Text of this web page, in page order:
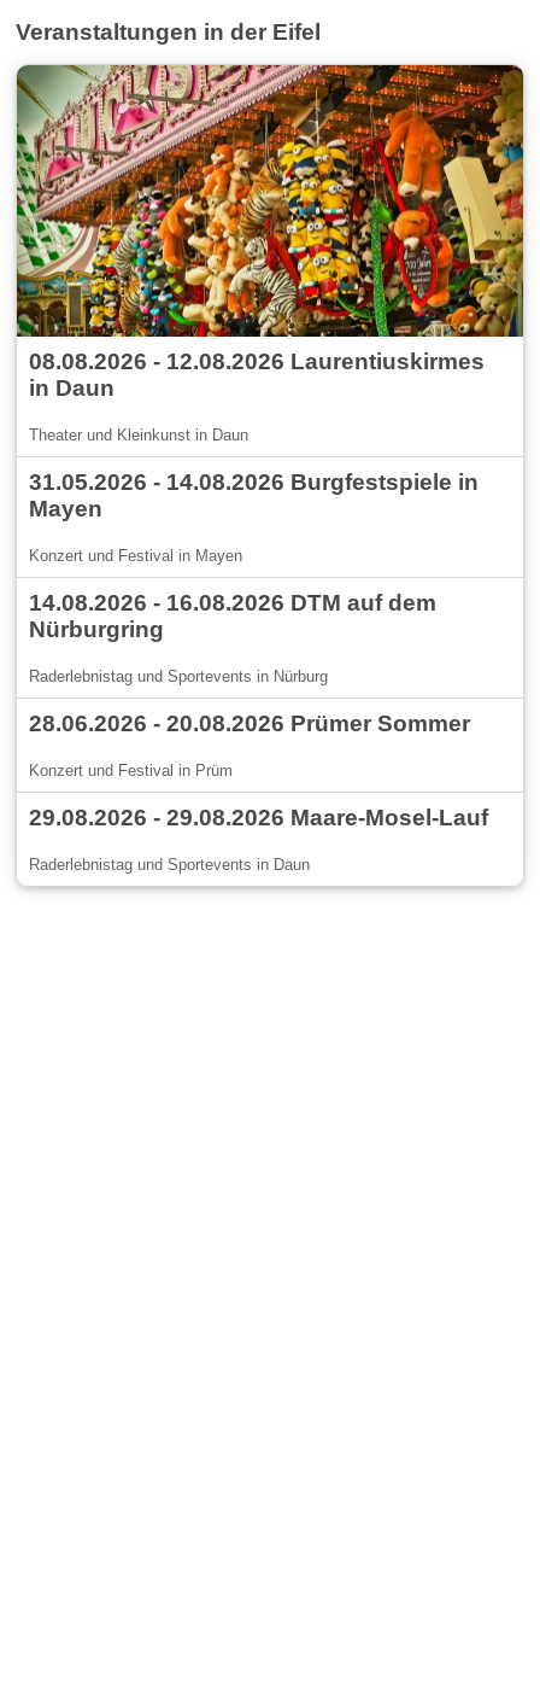
Veranstaltungen in der Eifel
08.08.2026 - 12.08.2026 Laurentiuskirmes
in Daun
Theater und Kleinkunst in Daun
31.05.2026 - 14.08.2026 Burgfestspiele in
Mayen
Konzert und Festival in Mayen
14.08.2026 - 16.08.2026 DTM auf dem
Nürburgring
Raderlebnistag und Sportevents in Nürburg
28.06.2026 - 20.08.2026 Prümer Sommer
Konzert und Festival in Prüm
29.08.2026 - 29.08.2026 Maare-Mosel-Lauf
Raderlebnistag und Sportevents in Daun